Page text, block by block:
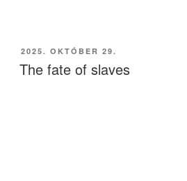
BEKÜLDVE:
2025. OKTÓBER 29.
The fate of slaves